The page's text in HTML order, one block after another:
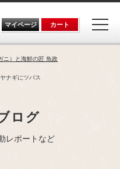
マイページ カート
ニ）と海鮮の匠 魚政
ナギにツバス
ログ
レポートなど